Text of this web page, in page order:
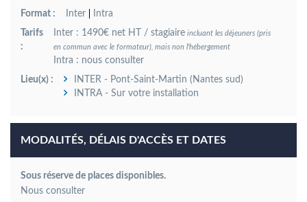
Format :
Inter
Intra
Tarifs
:
Inter : 1490€ net HT / stagiaire incluant les déjeuners (pris
en commun avec le formateur), mais non l'hébergement
Intra : nous consulter
Lieu(x) :
INTER - Pont-Saint-Martin (Nantes sud)
INTRA - Sur votre installation
MODALITÉS, DÉLAIS D'ACCÈS ET DATES
Sous réserve de places disponibles.